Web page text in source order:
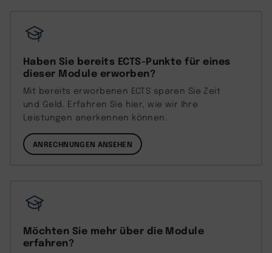
Haben Sie bereits ECTS-Punkte für eines
dieser Module erworben?
Mit bereits erworbenen ECTS sparen Sie Zeit
und Geld. Erfahren Sie hier, wie wir Ihre
Leistungen anerkennen können.
ANRECHNUNGEN ANSEHEN
Möchten Sie mehr über die Module
erfahren?